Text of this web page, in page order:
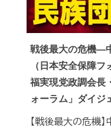
戦後最大の危機―
（日本安全保障
福実現党政調会長
ォーラム」ダイジ
【戦後最大の危機